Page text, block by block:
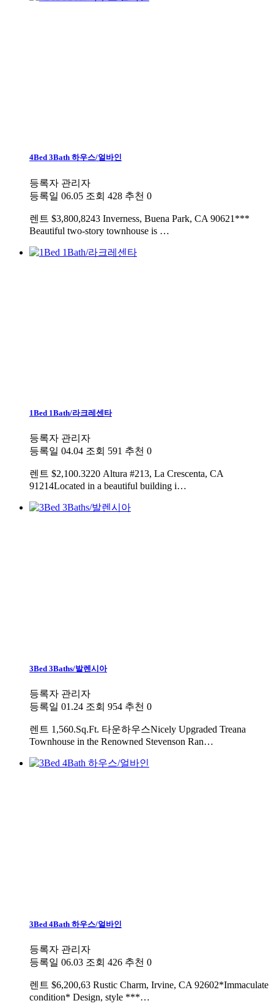
4Bed 3Bath 하우스/얼바인
등록자 관리자
등록일 06.05 조회 428 추천 0
렌트 $3,800,8243 Inverness, Buena Park, CA 90621***
Beautiful two-story townhouse is …
1Bed 1Bath/라크레센타
등록자 관리자
등록일 04.04 조회 591 추천 0
렌트 $2,100.3220 Altura #213, La Crescenta, CA
91214Located in a beautiful building i…
3Bed 3Baths/발렌시아
등록자 관리자
등록일 01.24 조회 954 추천 0
렌트 1,560.Sq.Ft. 타운하우스Nicely Upgraded Treana
Townhouse in the Renowned Stevenson Ran…
3Bed 4Bath 하우스/얼바인
등록자 관리자
등록일 06.03 조회 426 추천 0
렌트 $6,200,63 Rustic Charm, Irvine, CA 92602*Immaculate
condition* Design, style ***…